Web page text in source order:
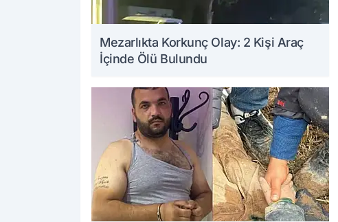
Mezarlıkta Korkunç Olay: 2 Kişi Araç
İçinde Ölü Bulundu